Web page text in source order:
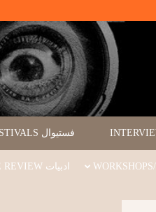
فستیوال FILM FESTIVALS
ادبیات LITERATURE REVIEW